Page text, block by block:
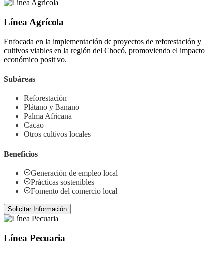
Línea Agrícola
Enfocada en la implementación de proyectos de reforestación y
cultivos viables en la región del Chocó, promoviendo el impacto
económico positivo.
Subáreas
Reforestación
Plátano y Banano
Palma Africana
Cacao
Otros cultivos locales
Beneficios
Generación de empleo local
Prácticas sostenibles
Fomento del comercio local
Solicitar Información
Línea Pecuaria